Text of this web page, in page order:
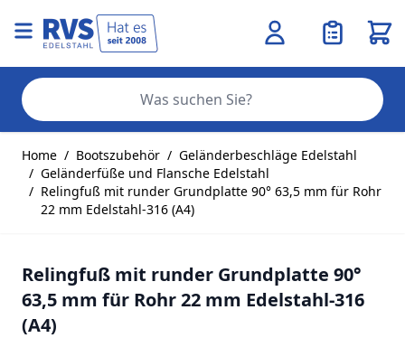
Home / Bootszubehör / Geländerbeschläge Edelstahl
/ Geländerfüße und Flansche Edelstahl
/ Relingfuß mit runder Grundplatte 90° 63,5 mm für Rohr
22 mm Edelstahl-316 (A4)
Relingfuß mit runder Grundplatte 90°
63,5 mm für Rohr 22 mm Edelstahl-316
(A4)